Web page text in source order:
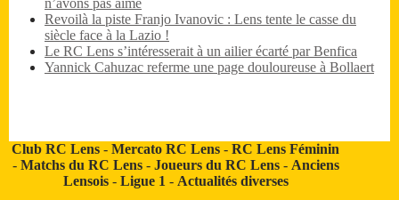
n’avons pas aimé
Revoilà la piste Franjo Ivanovic : Lens tente le casse du
siècle face à la Lazio !
Le RC Lens s’intéresserait à un ailier écarté par Benfica
Yannick Cahuzac referme une page douloureuse à Bollaert
Club RC Lens -Mercato RC Lens -RC Lens Féminin
- Matchs du RC Lens- Joueurs du RC Lens- Anciens
Lensois- Ligue 1 - Actualités diverses